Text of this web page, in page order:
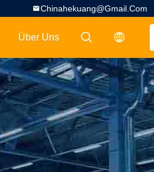
Chinahekuang@gmail.com
描述
描述
Über Uns